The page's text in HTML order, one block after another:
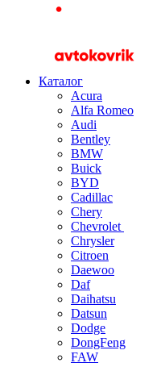
Каталог
Acura
Alfa Romeo
Audi
Bentley
BMW
Buick
BYD
Cadillac
Chery
Chevrolet
Chrysler
Citroen
Daewoo
Daf
Daihatsu
Datsun
Dodge
DongFeng
FAW